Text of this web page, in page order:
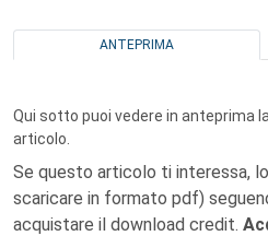
ANTEPRIMA
Qui sotto puoi vedere in anteprima
articolo.
Se questo articolo ti interessa,
scaricare in formato pdf)
acquistare il download credit.